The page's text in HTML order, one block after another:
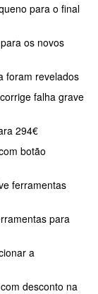
para o final
os novos
foram revelados
falha grave
294€
botão
ferramentas
para
a
desconto na